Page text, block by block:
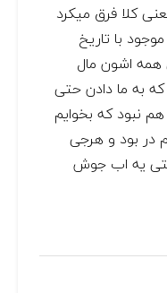
کلا فرق میکرد
با تاریخ
اشون مال
اتاقی که به ما دادن حتی
نبود که بخوایم
در بود و هرجی
یه اب جوش